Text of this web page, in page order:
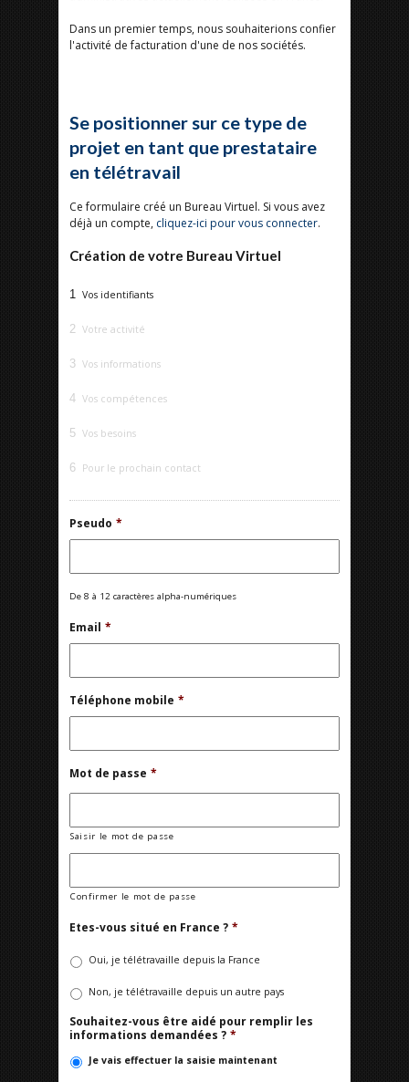
Dans un premier temps, nous souhaiterions confier
l'activité de facturation d'une de nos sociétés.
Se positionner sur ce type de
projet en tant que prestataire
en télétravail
Ce formulaire créé un Bureau Virtuel. Si vous avez
déjà un compte, cliquez-ici pour vous connecter.
Création de votre Bureau Virtuel
1 Vos identifiants
2 Votre activité
3 Vos informations
4 Vos compétences
5 Vos besoins
6 Pour le prochain contact
Pseudo *
De 8 à 12 caractères alpha-numériques
Email *
Téléphone mobile *
Mot de passe *
Saisir le mot de passe
Confirmer le mot de passe
Etes-vous situé en France ? *
Oui, je télétravaille depuis la France
Non, je télétravaille depuis un autre pays
Souhaitez-vous être aidé pour remplir les
informations demandées ? *
Je vais effectuer la saisie maintenant